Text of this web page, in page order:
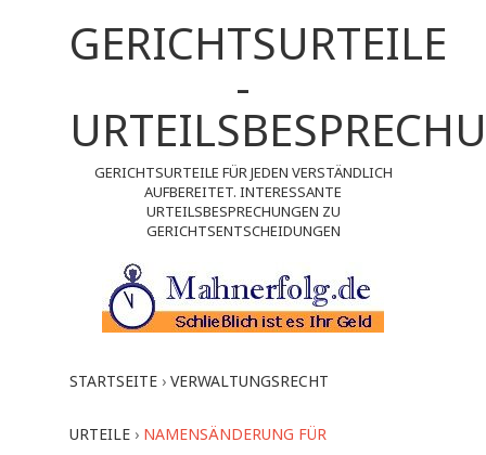
GERICHTSURTEILE
-
GERICHTSURTEILE FÜR JEDEN VERSTÄNDLICH
AUFBEREITET. INTERESSANTE
URTEILSBESPRECHUNGEN ZU
GERICHTSENTSCHEIDUNGEN
STARTSEITE › VERWALTUNGSRECHT
URTEILE › NAMENSÄNDERUNG FÜR